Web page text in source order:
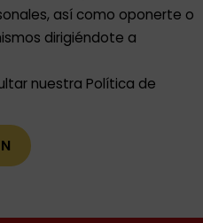
así como oponerte o
dirigiéndote a
nuestra Política de